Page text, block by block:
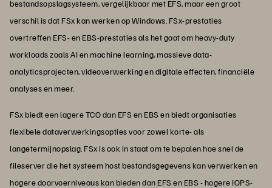
bestandsopslagsysteem, vergelijkbaar met EFS, maar een groot
verschil is dat FSx kan werken op Windows. FSx-prestaties
overtreffen EFS- en EBS-prestaties als het gaat om heavy-duty
workloads zoals AI en machine learning, massieve data-
analyticsprojecten, videoverwerking en digitale effecten, financiële
analyses en meer.
FSx biedt een lagere TCO dan EFS en EBS en biedt organisaties
flexibele dataverwerkingsopties voor zowel korte- als
langetermijnopslag. FSx is ook in staat om te bepalen hoe snel de
fileserver die het systeem host bestandsgegevens kan verwerken en
hogere doorvoerniveaus kan bieden dan EFS en EBS - hogere IOPS-